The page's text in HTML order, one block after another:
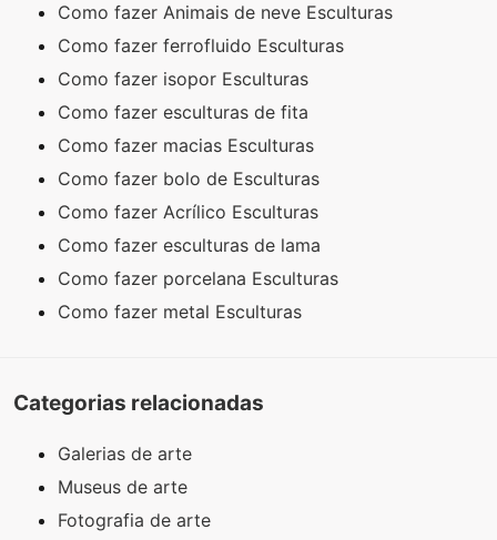
Como fazer Animais de neve Esculturas
Como fazer ferrofluido Esculturas
Como fazer isopor Esculturas
Como fazer esculturas de fita
Como fazer macias Esculturas
Como fazer bolo de Esculturas
Como fazer Acrílico Esculturas
Como fazer esculturas de lama
Como fazer porcelana Esculturas
Como fazer metal Esculturas
Categorias relacionadas
Galerias de arte
Museus de arte
Fotografia de arte